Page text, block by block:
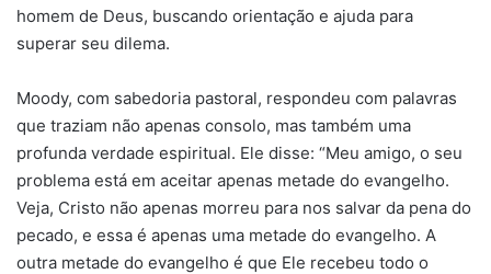
homem de Deus, buscando orientação e ajuda para
superar seu dilema.
Moody, com sabedoria pastoral, respondeu com palavras
que traziam não apenas consolo, mas também uma
profunda verdade espiritual. Ele disse: “Meu amigo, o seu
problema está em aceitar apenas metade do evangelho.
Veja, Cristo não apenas morreu para nos salvar da pena do
pecado, e essa é apenas uma metade do evangelho. A
outra metade do evangelho é que Ele recebeu todo o